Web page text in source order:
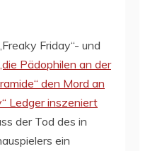
Friday“- und
Pädophilen an der
den Mord an
Ledger inszeniert
der Tod des in
ein